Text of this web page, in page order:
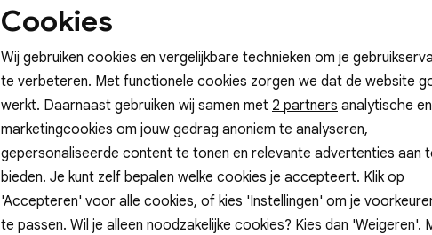
Noodzakelijke
cookies
Analytische cookies Marketing cookies
Cookies
Wij gebruiken cookies en vergelijkbare technieken om je
te verbeteren. Met functionele cookies zorgen we dat de website
werkt. Daarnaast gebruiken wij samen met 2 partners analytische en
marketingcookies om jouw gedrag anoniem te analyseren,
gepersonaliseerde content te tonen en relevante advertenties aan
bieden. Je kunt zelf bepalen welke cookies je accepteert. Klik op
'Accepteren' voor alle cookies, of kies 'Instellingen' om je
te passen. Wil je alleen noodzakelijke cookies? Kies dan 'Weigeren'.